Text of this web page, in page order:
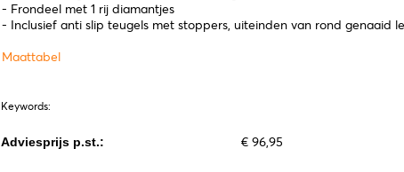
- Frondeel met 1 rij diamantjes
- Inclusief anti slip teugels met stoppers, uiteinden van rond genaaid
Maattabel
Keywords:
Adviesprijs p.st.: € 96,95